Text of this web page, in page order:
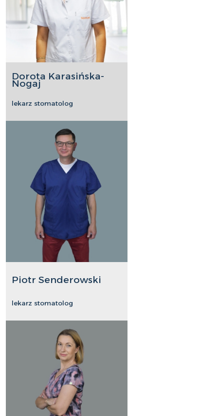
Dorota Karasińska-
Nogaj
lekarz stomatolog
Piotr Senderowski
lekarz stomatolog